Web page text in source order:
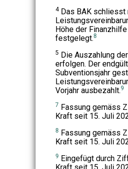
4Das BAK schliesst
Höhe der
festgelegt.8
5 Die Auszahlung
erfolgen. Der
Subventionsjahr
Vorjahr ausbezahlt.9
7 Fassung gemäss
Kraft seit 15. Juli
8 Fassung gemäss
Kraft seit 15. Juli
9 Eingefügt durch
Kraft seit 15. Juli